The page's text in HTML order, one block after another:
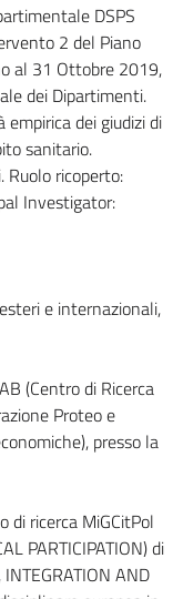
DSPS
2 del Piano
al 31 Ottobre 2019,
dei Dipartimenti.
dei giudizi di
sanitario.
ricoperto:
Investigator:
e internazionali,
(Centro di Ricerca
Proteo e
presso la
ricerca MiGCitPol
PARTICIPATION) di
AND